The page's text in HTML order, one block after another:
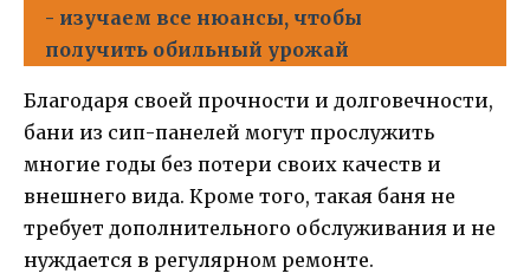
- изучаем все нюансы, чтобы
получить обильный урожай
Благодаря своей прочности и долговечности,
бани из сип-панелей могут прослужить
многие годы без потери своих качеств и
внешнего вида. Кроме того, такая баня не
требует дополнительного обслуживания и не
нуждается в регулярном ремонте.